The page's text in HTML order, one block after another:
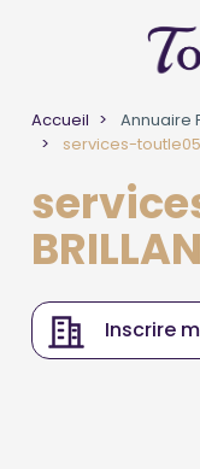
Accueil Annuaire
services-
Inscrire